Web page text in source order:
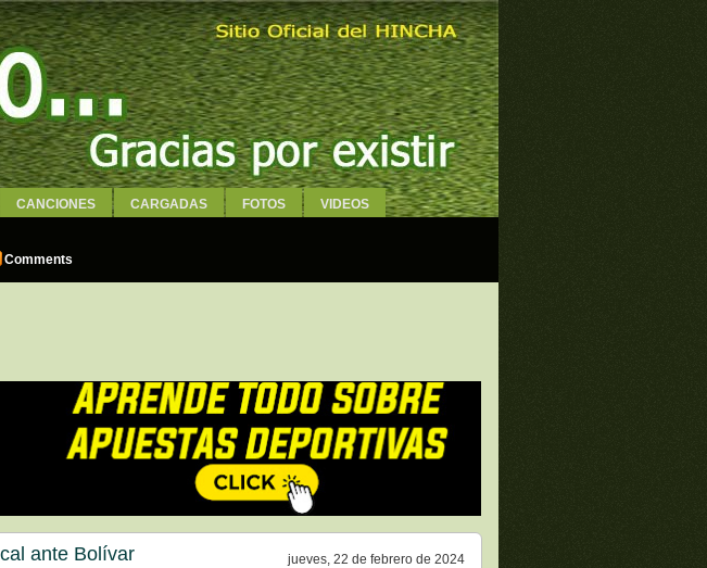
CANCIONES CARGADAS FOTOS VIDEOS
Comments
jueves, 22 de febrero de 2024
ante Bolívar